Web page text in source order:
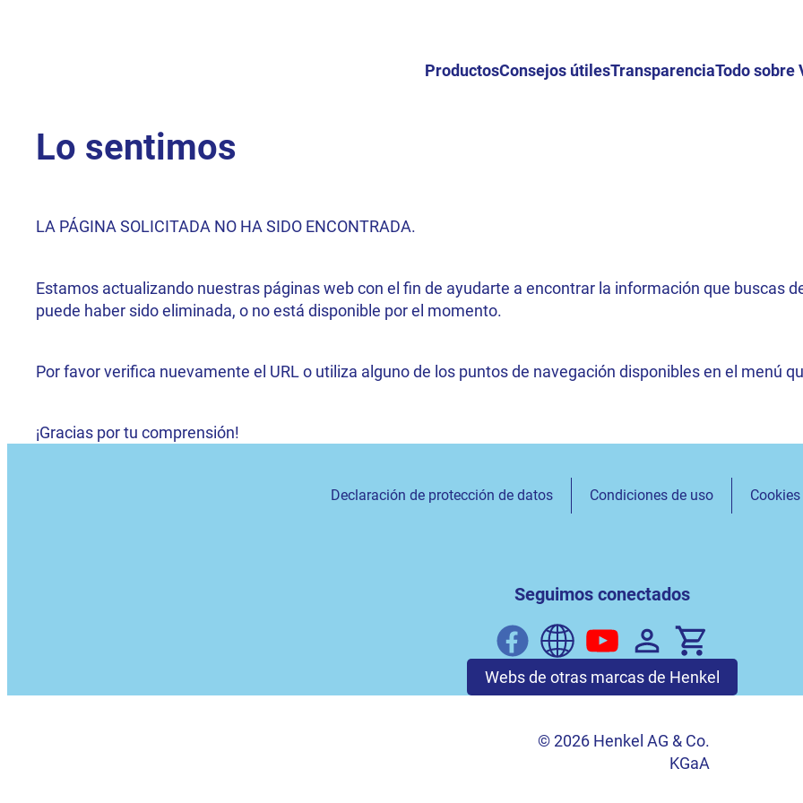
ProductosConsejos útilesTransparenciaTodo sobre
Lo sentimos
LA PÁGINA SOLICITADA NO HA SIDO ENCONTRADA.
Estamos actualizando nuestras páginas web con el fin de ayudarte a encontrar la información que buscas
puede haber sido eliminada, o no está disponible por el momento.
Por favor verifica nuevamente el URL o utiliza alguno de los puntos de navegación disponibles en el menú
¡Gracias por tu comprensión!
Declaración de protección de datos Condiciones de uso Cookies
Seguimos conectados
Webs de otras marcas de Henkel
© 2026 Henkel AG & Co.
KGaA